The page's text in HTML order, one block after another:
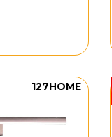
127HOME